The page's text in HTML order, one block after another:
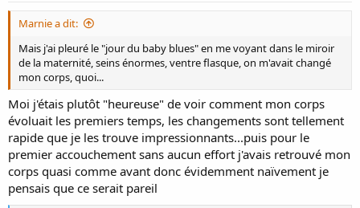
Marnie a dit:
Mais j'ai pleuré le "jour du baby blues" en me voyant dans le miroir
de la maternité, seins énormes, ventre flasque, on m'avait changé
mon corps, quoi...
Moi j'étais plutôt "heureuse" de voir comment mon corps
évoluait les premiers temps, les changements sont tellement
rapide que je les trouve impressionnants...puis pour le
premier accouchement sans aucun effort j'avais retrouvé mon
corps quasi comme avant donc évidemment naïvement je
pensais que ce serait pareil